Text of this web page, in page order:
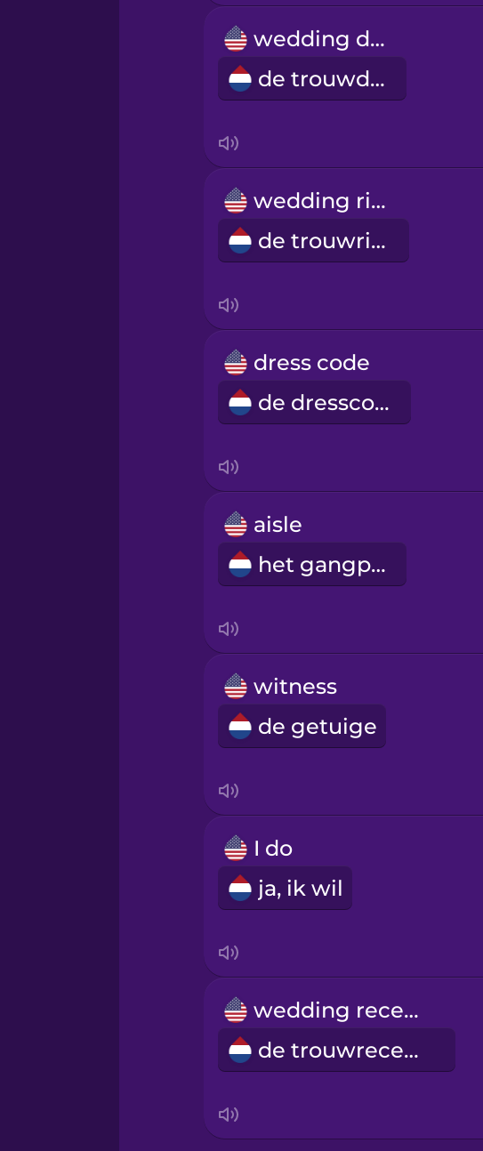
wedding day
de trouwdag
wedding ring
de trouwring
dress code
de dresscode
aisle
het gangpad
witness
de getuige
I do
ja, ik wil
wedding reception
de trouwreceptie